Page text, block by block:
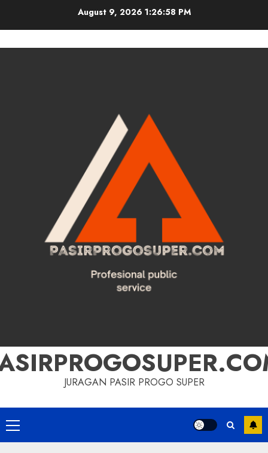
August 9, 2026 1:26:59 PM
JURAGAN PASIR PROGO SUPER
Primary
Menu